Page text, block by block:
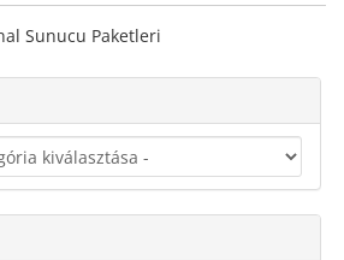
Sunucu Paketleri